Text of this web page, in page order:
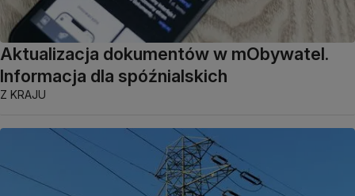
Aktualizacja dokumentów w mObywatel.
Informacja dla spóźnialskich
Z KRAJU